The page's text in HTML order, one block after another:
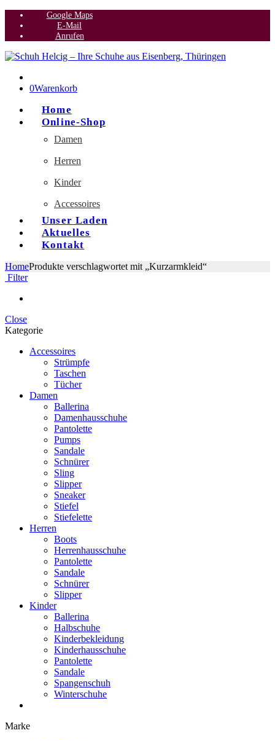
Google Maps
E-Mail
Anrufen
0Warenkorb
Home
Online-Shop
Damen
Herren
Kinder
Accessoires
Unser Laden
Aktuelles
Kontakt
HomeProdukte verschlagwortet mit „Kurzarmkleid“
Filter
Close
Kategorie
Accessoires
Strümpfe
Taschen
Tücher
Damen
Ballerina
Damenhausschuhe
Pantolette
Pumps
Sandale
Schnürer
Sling
Slipper
Sneaker
Stiefel
Stiefelette
Herren
Boots
Herrenhausschuhe
Pantolette
Sandale
Schnürer
Slipper
Kinder
Ballerina
Halbschuhe
Kinderbekleidung
Kinderhausschuhe
Pantolette
Sandale
Spangenschuh
Winterschuhe
Marke